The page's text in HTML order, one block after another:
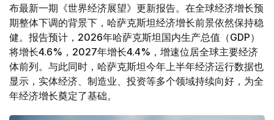
布最新一期《世界经济展望》更新报告。在全球经济增长预
期整体下调的背景下，哈萨克斯坦经济增长前景依然保持稳
健。报告预计，2026年哈萨克斯坦国内生产总值（GDP）
将增长4.6%，2027年增长4.4%，增速位居全球主要经济
体前列。与此同时，哈萨克斯坦今年上半年经济运行数据也
显示，实体经济、制造业、投资等多个领域持续向好，为全
年经济增长奠定了基础。